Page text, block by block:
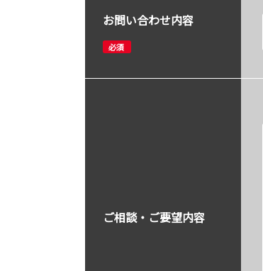
お問い合わせ内容
必須
ご相談・ご要望内容